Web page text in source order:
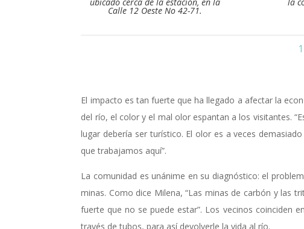
ubicado cerca de la estación, en la
Calle 12 Oeste No 42-71.
la
1
El impacto es tan fuerte que ha llegado a afectar la
del río, el color y el mal olor espantan a los visitantes.
lugar debería ser turístico. El olor es a veces
que trabajamos aquí”.
La comunidad es unánime en su diagnóstico: el
minas. Como dice Milena, “Las minas de carbón y las
fuerte que no se puede estar”. Los vecinos coinciden
través de tubos, para así devolverle la vida al río.